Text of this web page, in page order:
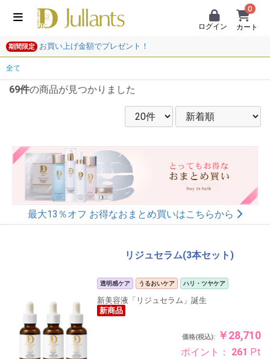
ログイン
0
カート
期間限定 お買い上げ金額でプレゼント！
全て
69件の商品が見つかりました
最大13％オフ お得なおまとめ買いはこちらから
リジュセラム(3本セット)
透明感ケア うるおいケア ハリ・ツヤケア
新美容液「リジュセラム」誕生
新商品
価格(税込):￥28,710
ポイント： 261 Pt